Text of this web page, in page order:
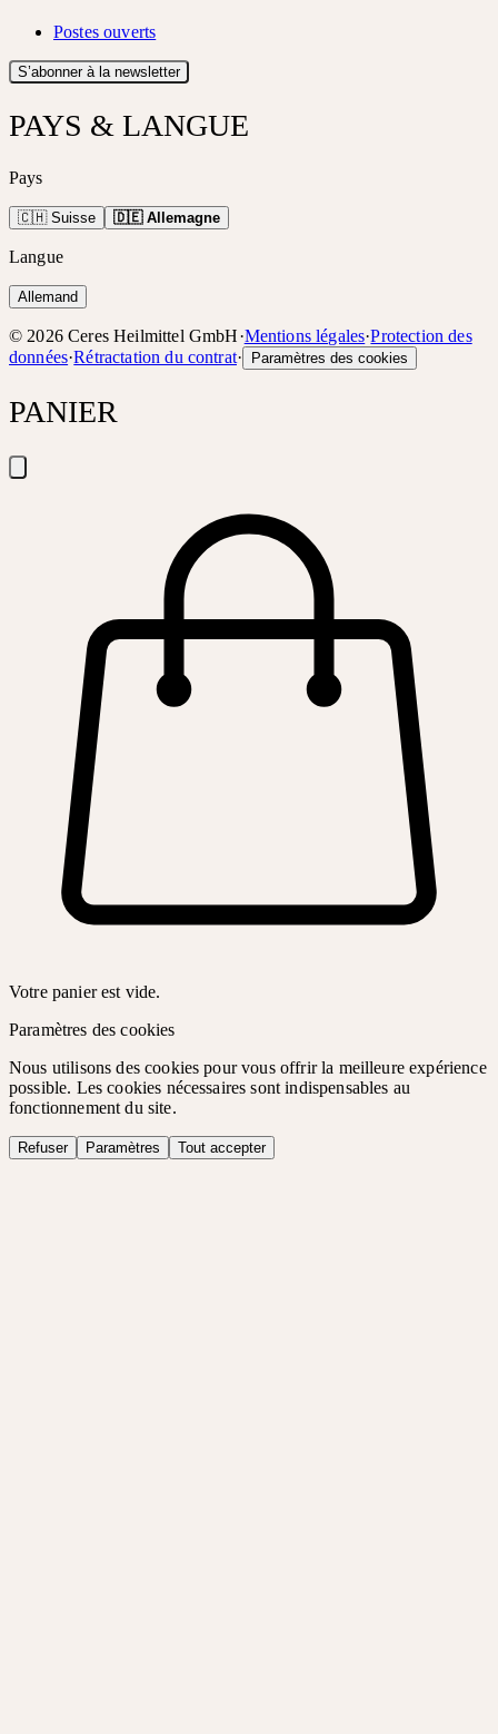
Postes ouverts
S’abonner à la newsletter
PAYS & LANGUE
Pays
🇨🇭 Suisse 🇩🇪 Allemagne
Langue
Allemand
© 2026 Ceres Heilmittel GmbH·Mentions légales·Protection des
données·Rétractation du contrat· Paramètres des cookies
PANIER
Votre panier est vide.
Paramètres des cookies
Nous utilisons des cookies pour vous offrir la meilleure expérience
possible. Les cookies nécessaires sont indispensables au
fonctionnement du site.
Refuser Paramètres Tout accepter